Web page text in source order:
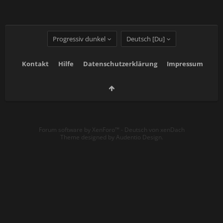
Progressiv dunkel Deutsch [Du]
Kontakt Hilfe Datenschutzerklärung Impressum
Forum software by XenForo™ - Deutsch von xenDach
Theme designed by Audentio Design.